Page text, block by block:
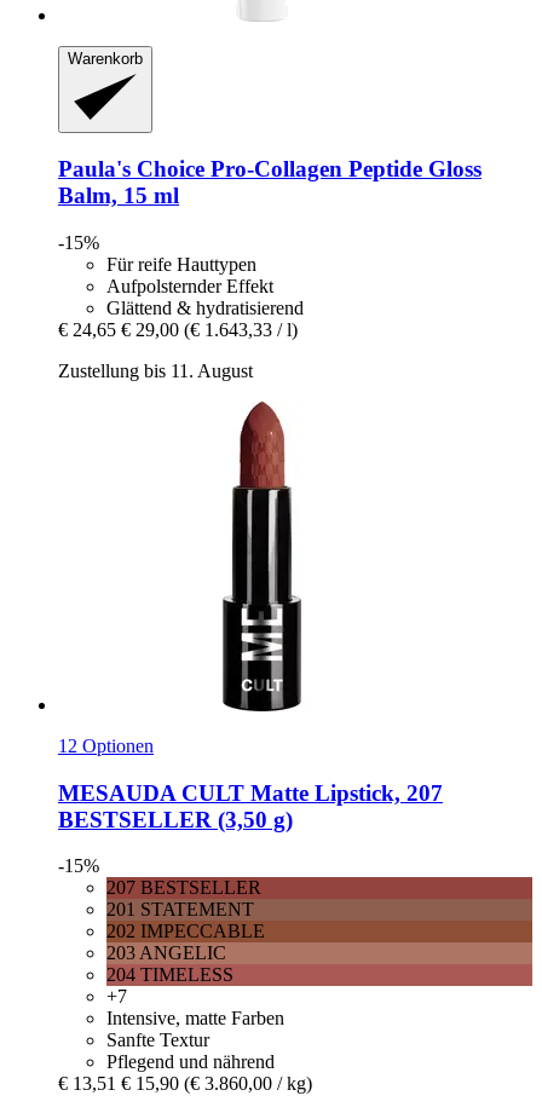
Warenkorb
Paula's Choice Pro-​Collagen Peptide Gloss
Balm, 15 ml
-15%
Für reife Hauttypen
Aufpolsternder Effekt
Glättend & hydratisierend
€ 24,65 € 29,00 (€ 1.643,33 / l)
Zustellung bis 11. August
12 Optionen
MESAUDA CULT Matte Lipstick, 207
BESTSELLER (3,50 g)
-15%
207 BESTSELLER
201 STATEMENT
202 IMPECCABLE
203 ANGELIC
204 TIMELESS
+7
Intensive, matte Farben
Sanfte Textur
Pflegend und nährend
€ 13,51 € 15,90 (€ 3.860,00 / kg)